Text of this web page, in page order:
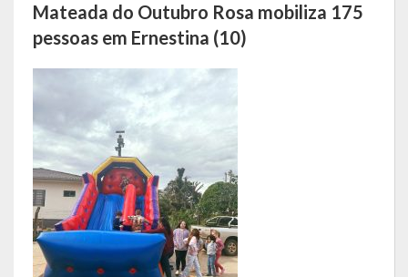
Telefones Úteis
Secretarias
Estrutura organizacional
Administração
Assistência Social
Educação, Cultura, Desporto e Turismo
Sala Multidisciplinar Saber Mais
Mateada do Outubro Rosa mobiliza 175
pessoas em Ernestina (10)